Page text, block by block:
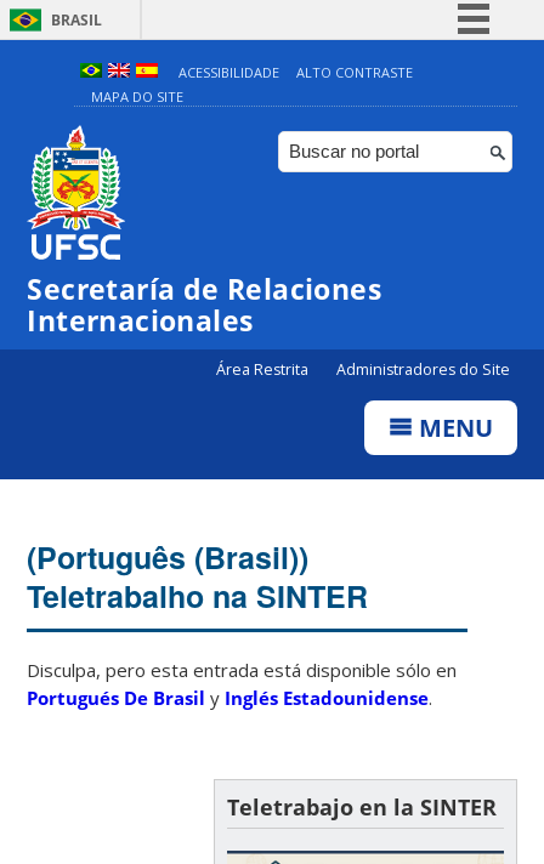
BRASIL
Simplifique!
Comunica BR
Participe
ACESSIBILIDADE
ALTO CONTRASTE
MAPA DO SITE
Secretaría de Relaciones
Internacionales
Área Restrita Administradores do Site
MENU
(Português (Brasil))
Teletrabalho na SINTER
Disculpa, pero esta entrada está disponible sólo en
Portugués De Brasil y Inglés Estadounidense.
Teletrabajo en la SINTER